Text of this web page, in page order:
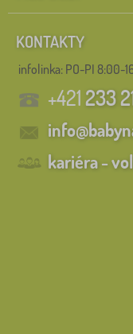
KONTAKTY
infolinka: PO-PI 8:00-
+421233
kariéra -